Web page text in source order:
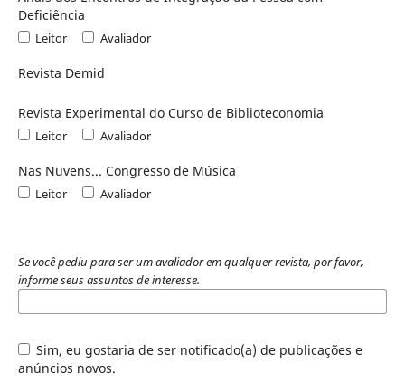
Deficiência
Leitor Avaliador
Revista Demid
Revista Experimental do Curso de Biblioteconomia
Leitor Avaliador
Nas Nuvens... Congresso de Música
Leitor Avaliador
Se você pediu para ser um avaliador em qualquer revista, por favor,
informe seus assuntos de interesse.
Sim, eu gostaria de ser notificado(a) de publicações e
anúncios novos.